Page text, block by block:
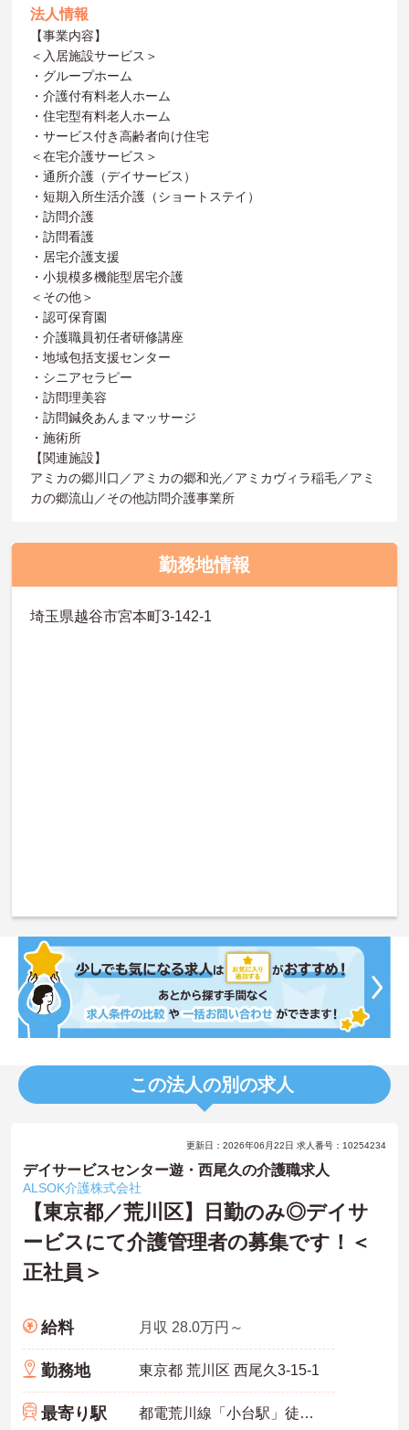
法人情報
【事業内容】
＜入居施設サービス＞
・グループホーム
・介護付有料老人ホーム
・住宅型有料老人ホーム
・サービス付き高齢者向け住宅
＜在宅介護サービス＞
・通所介護（デイサービス）
・短期入所生活介護（ショートステイ）
・訪問介護
・訪問看護
・居宅介護支援
・小規模多機能型居宅介護
＜その他＞
・認可保育園
・介護職員初任者研修講座
・地域包括支援センター
・シニアセラピー
・訪問理美容
・訪問鍼灸あんまマッサージ
・施術所
【関連施設】
アミカの郷川口／アミカの郷和光／アミカヴィラ稲毛／アミ
カの郷流山／その他訪問介護事業所
勤務地情報
埼玉県越谷市宮本町3-142-1
この法人の別の求人
更新日：2026年06月22日 求人番号：10254234
デイサービスセンター遊・西尾久の介護職求人
ALSOK介護株式会社
【東京都／荒川区】日勤のみ◎デイサ
ービスにて介護管理者の募集です！＜
正社員＞
給料 月収 28.0万円～
勤務地 東京都 荒川区 西尾久3-15-1
最寄り駅 都電荒川線「小台駅」徒歩4分